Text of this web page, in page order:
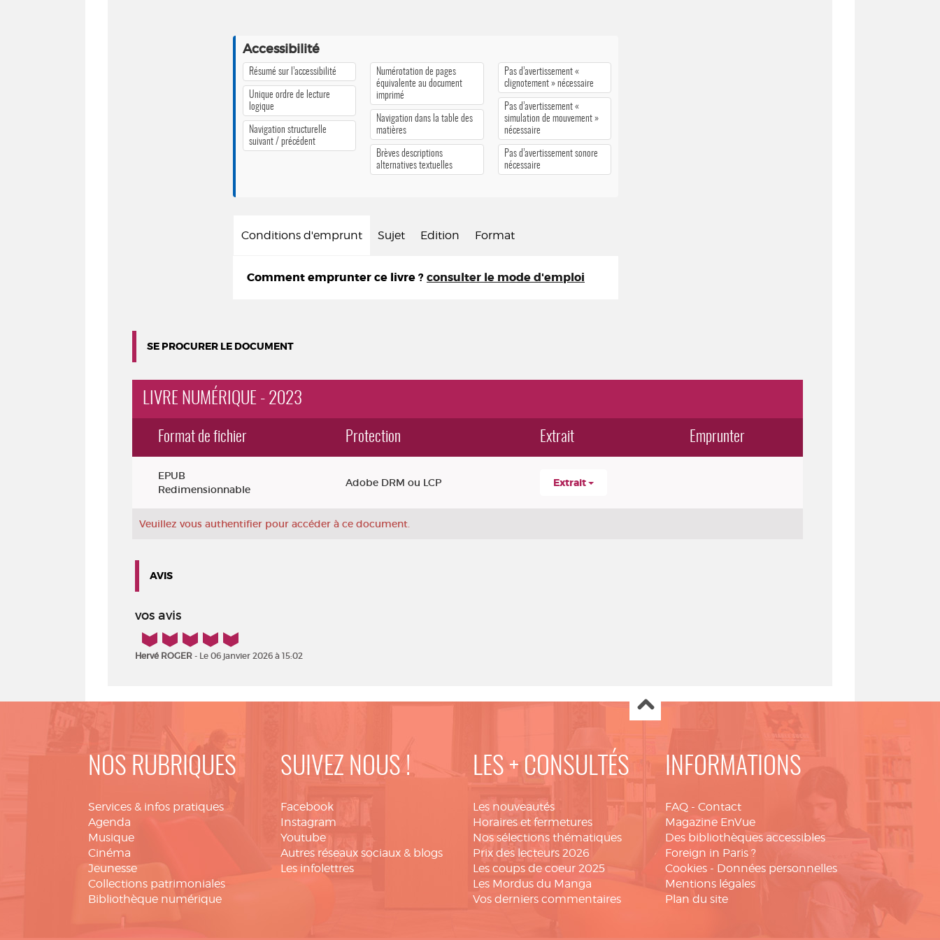
Accessibilité
Résumé sur l’accessibilité
Unique ordre de lecture
logique
Navigation structurelle
suivant / précédent
Numérotation de pages
équivalente au document
imprimé
Navigation dans la table des
matières
Brèves descriptions
alternatives textuelles
Pas d’avertissement «
clignotement » nécessaire
Pas d’avertissement «
simulation de mouvement »
nécessaire
Pas d’avertissement sonore
nécessaire
Conditions d'emprunt Sujet Edition Format
Comment emprunter ce livre ? consulter le mode d'emploi
SE PROCURER LE DOCUMENT
LIVRE NUMÉRIQUE - 2023
Format de fichier Protection Extrait Emprunter
EPUB
Redimensionnable
Adobe DRM ou LCP Extrait
Veuillez vous authentifier pour accéder à ce document.
AVIS
vos avis
5/5
Hervé ROGER - Le 06 janvier 2026 à 15:02
NOS RUBRIQUES
Services & infos pratiques
Agenda
Musique
Cinéma
Jeunesse
Collections patrimoniales
Bibliothèque numérique
SUIVEZ NOUS !
Facebook
Instagram
Youtube
Autres réseaux sociaux & blogs
Les infolettres
LES + CONSULTÉS
Les nouveautés
Horaires et fermetures
Nos sélections thématiques
Prix des lecteurs 2026
Les coups de coeur 2025
Les Mordus du Manga
Vos derniers commentaires
INFORMATIONS
FAQ - Contact
Magazine EnVue
Des bibliothèques accessibles
Foreign in Paris ?
Cookies - Données personnelles
Mentions légales
Plan du site